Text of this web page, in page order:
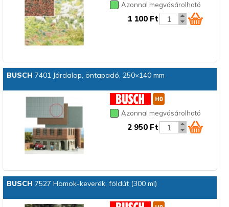
Azonnal megvásárolható
1 100 Ft
BUSCH 7401 Járdalap, öntapadó, 250×140 mm
Azonnal megvásárolható
2 950 Ft
BUSCH 7527 Homok-keverék, földút (300 ml)